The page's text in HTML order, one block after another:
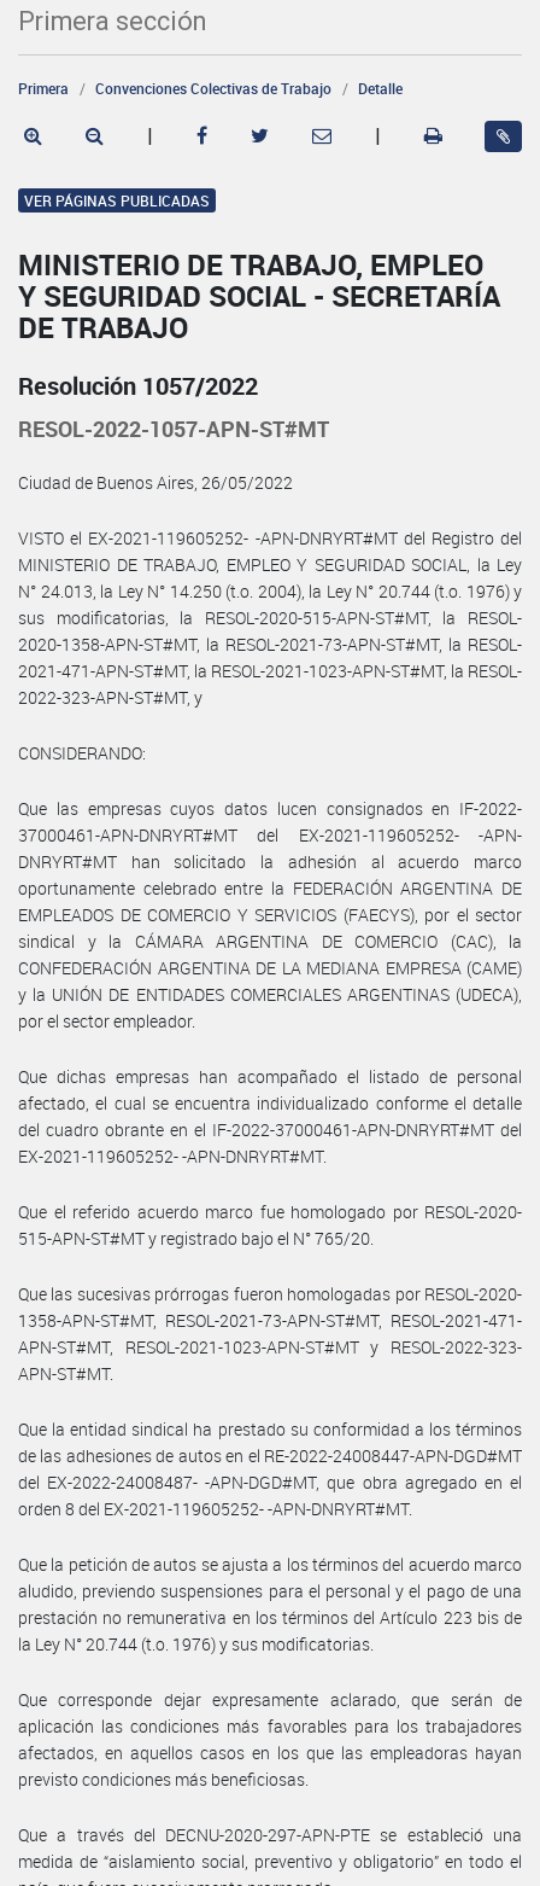
Primera sección
Primera Convenciones Colectivas de Trabajo Detalle
| |
VER PÁGINAS PUBLICADAS
MINISTERIO DE TRABAJO, EMPLEO
Y SEGURIDAD SOCIAL - SECRETARÍA
DE TRABAJO
Resolución 1057/2022
RESOL-2022-1057-APN-ST#MT
Ciudad de Buenos Aires, 26/05/2022
VISTO el EX-2021-119605252- -APN-DNRYRT#MT del Registro del
MINISTERIO DE TRABAJO, EMPLEO Y SEGURIDAD SOCIAL, la Ley
N° 24.013, la Ley N° 14.250 (t.o. 2004), la Ley N° 20.744 (t.o. 1976) y
sus modificatorias, la RESOL-2020-515-APN-ST#MT, la RESOL-
2020-1358-APN-ST#MT, la RESOL-2021-73-APN-ST#MT, la RESOL-
2021-471-APN-ST#MT, la RESOL-2021-1023-APN-ST#MT, la RESOL-
2022-323-APN-ST#MT, y
CONSIDERANDO:
Que las empresas cuyos datos lucen consignados en IF-2022-
37000461-APN-DNRYRT#MT del EX-2021-119605252- -APN-
DNRYRT#MT han solicitado la adhesión al acuerdo marco
oportunamente celebrado entre la FEDERACIÓN ARGENTINA DE
EMPLEADOS DE COMERCIO Y SERVICIOS (FAECYS), por el sector
sindical y la CÁMARA ARGENTINA DE COMERCIO (CAC), la
CONFEDERACIÓN ARGENTINA DE LA MEDIANA EMPRESA (CAME)
y la UNIÓN DE ENTIDADES COMERCIALES ARGENTINAS (UDECA),
por el sector empleador.
Que dichas empresas han acompañado el listado de personal
afectado, el cual se encuentra individualizado conforme el detalle
del cuadro obrante en el IF-2022-37000461-APN-DNRYRT#MT del
EX-2021-119605252- -APN-DNRYRT#MT.
Que el referido acuerdo marco fue homologado por RESOL-2020-
515-APN-ST#MT y registrado bajo el N° 765/20.
Que las sucesivas prórrogas fueron homologadas por RESOL-2020-
1358-APN-ST#MT, RESOL-2021-73-APN-ST#MT, RESOL-2021-471-
APN-ST#MT, RESOL-2021-1023-APN-ST#MT y RESOL-2022-323-
APN-ST#MT.
Que la entidad sindical ha prestado su conformidad a los términos
de las adhesiones de autos en el RE-2022-24008447-APN-DGD#MT
del EX-2022-24008487- -APN-DGD#MT, que obra agregado en el
orden 8 del EX-2021-119605252- -APN-DNRYRT#MT.
Que la petición de autos se ajusta a los términos del acuerdo marco
aludido, previendo suspensiones para el personal y el pago de una
prestación no remunerativa en los términos del Artículo 223 bis de
la Ley N° 20.744 (t.o. 1976) y sus modificatorias.
Que corresponde dejar expresamente aclarado, que serán de
aplicación las condiciones más favorables para los trabajadores
afectados, en aquellos casos en los que las empleadoras hayan
previsto condiciones más beneficiosas.
Que a través del DECNU-2020-297-APN-PTE se estableció una
medida de “aislamiento social, preventivo y obligatorio” en todo el